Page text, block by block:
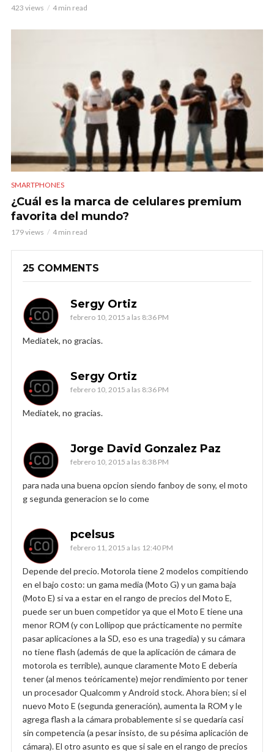
423 views 4 min read
SMARTPHONES
¿Cuál es la marca de celulares premium
favorita del mundo?
179 views 4 min read
25 COMMENTS
Sergy Ortiz
febrero 10, 2015 a las 8:36 PM
Mediatek, no gracias.
Sergy Ortiz
febrero 10, 2015 a las 8:36 PM
Mediatek, no gracias.
Jorge David Gonzalez Paz
febrero 10, 2015 a las 8:38 PM
para nada una buena opcion siendo fanboy de sony, el moto
g segunda generacion se lo come
pcelsus
febrero 11, 2015 a las 12:40 PM
Depende del precio. Motorola tiene 2 modelos compitiendo
en el bajo costo: un gama media (Moto G) y un gama baja
(Moto E) si va a estar en el rango de precios del Moto E,
puede ser un buen competidor ya que el Moto E tiene una
menor ROM (y con Lollipop que prácticamente no permite
pasar aplicaciones a la SD, eso es una tragedia) y su cámara
no tiene flash (además de que la aplicación de cámara de
motorola es terrible), aunque claramente Moto E debería
tener (al menos teóricamente) mejor rendimiento por tener
un procesador Qualcomm y Android stock. Ahora bien; si el
nuevo Moto E (segunda generación), aumenta la ROM y le
agrega flash a la cámara probablemente si se quedaría casi
sin competencia (a pesar insisto, de su pésima aplicación de
cámara). El otro asunto es que si sale en el rango de precios